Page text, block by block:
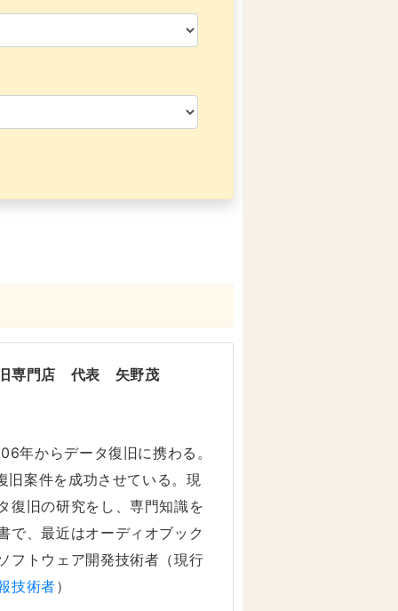
旧専門店 代表 矢野茂
年からデータ復旧に携わる。
案件を成功させている。現
復旧の研究をし、専門知識を
で、最近はオーディオブック
フトウェア開発技術者（現行
技術者）